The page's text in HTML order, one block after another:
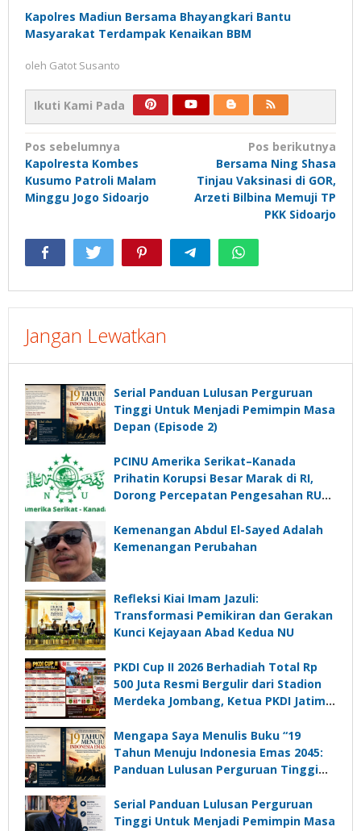
Kapolres Madiun Bersama Bhayangkari Bantu
Masyarakat Terdampak Kenaikan BBM
oleh Gatot Susanto
Ikuti Kami Pada
Navigasi
pos
Pos sebelumnya
Kapolresta Kombes
Kusumo Patroli Malam
Minggu Jogo Sidoarjo
Pos berikutnya
Bersama Ning Shasa
Tinjau Vaksinasi di GOR,
Arzeti Bilbina Memuji TP
PKK Sidoarjo
Jangan Lewatkan
Serial Panduan Lulusan Perguruan
Tinggi Untuk Menjadi Pemimpin Masa
Depan (Episode 2)
PCINU Amerika Serikat–Kanada
Prihatin Korupsi Besar Marak di RI,
Dorong Percepatan Pengesahan RUU
Kemenangan Abdul El-Sayed Adalah
Kemenangan Perubahan
Refleksi Kiai Imam Jazuli:
Transformasi Pemikiran dan Gerakan
Kunci Kejayaan Abad Kedua NU
PKDI Cup II 2026 Berhadiah Total Rp
500 Juta Resmi Bergulir dari Stadion
Merdeka Jombang, Ketua PKDI Jatim:
Komunikasi Kades untuk Memajukan
Desa
Mengapa Saya Menulis Buku “19
Tahun Menuju Indonesia Emas 2045:
Panduan Lulusan Perguruan Tinggi
Depan”?
Serial Panduan Lulusan Perguruan
Tinggi Untuk Menjadi Pemimpin Masa